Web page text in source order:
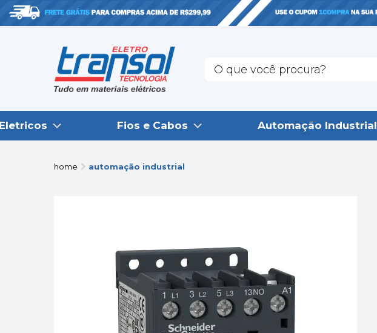
Fios e Cabos Automação Industrial
home automação industrial